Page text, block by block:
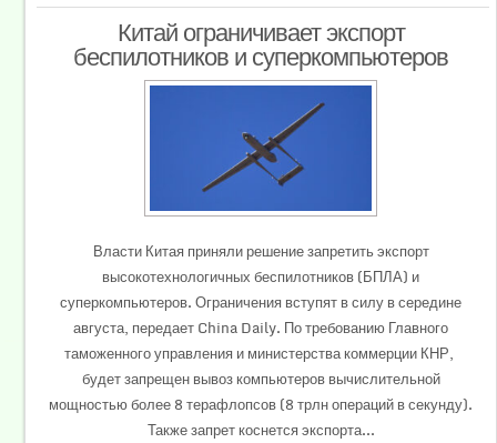
Китай ограничивает экспорт
беспилотников и суперкомпьютеров
Власти Китая приняли решение запретить экспорт
высокотехнологичных беспилотников (БПЛА) и
суперкомпьютеров. Ограничения вступят в силу в середине
августа, передает China Daily. По требованию Главного
таможенного управления и министерства коммерции КНР,
будет запрещен вывоз компьютеров вычислительной
мощностью более 8 терафлопсов (8 трлн операций в секунду).
Также запрет коснется экспорта...